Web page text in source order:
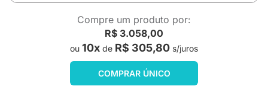
Compre um produto por:
R$ 3.058,00
ou 10x de R$ 305,80 s/juros
COMPRAR ÚNICO